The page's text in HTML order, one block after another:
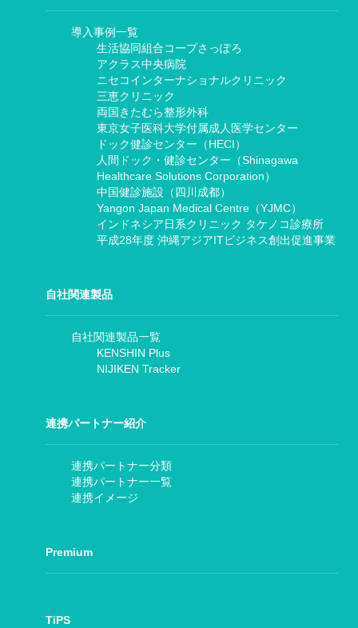
導入事例一覧
生活協同組合コープさっぽろ
アクラス中央病院
ニセコインターナショナルクリニック
三恵クリニック
両国きたむら整形外科
東京女子医科大学付属成人医学センター
ドック健診センター（HECI）
人間ドック・健診センター（Shinagawa
Healthcare Solutions Corporation）
中国健診施設（四川成都）
Yangon Japan Medical Centre（YJMC）
インドネシア日系クリニック タケノコ診療所
平成28年度 沖縄アジアITビジネス創出促進事業
自社関連製品
自社関連製品一覧
KENSHIN Plus
NIJIKEN Tracker
連携パートナー紹介
連携パートナー分類
連携パートナー一覧
連携イメージ
Premium
TiPS